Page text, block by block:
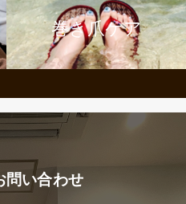
巻き爪ケア
問い合わせ